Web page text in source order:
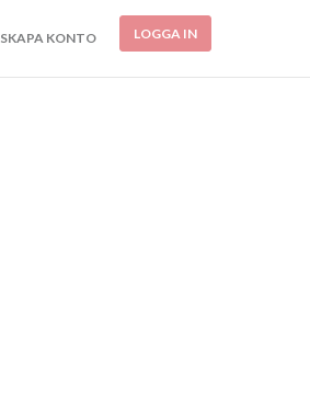
SKAPA KONTO LOGGA IN